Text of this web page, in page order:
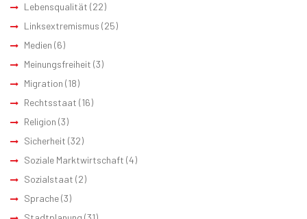
Lebensqualität (22)
Linksextremismus (25)
Medien (6)
Meinungsfreiheit (3)
Migration (18)
Rechtsstaat (16)
Religion (3)
Sicherheit (32)
Soziale Marktwirtschaft (4)
Sozialstaat (2)
Sprache(3)